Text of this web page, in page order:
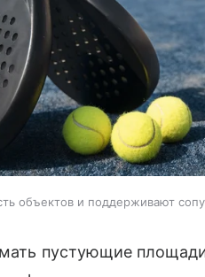
объектов и поддерживают
пустующие